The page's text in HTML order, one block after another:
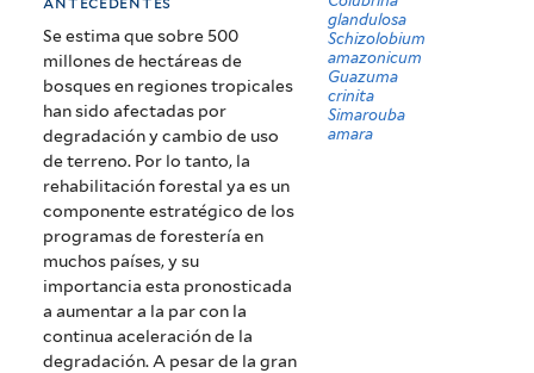
the
Peruvian
Amazon:
Revision
of
experiences
and
lessons
Se estima que sobre 500
millones de hectáreas de
bosques en regiones tropicales
han sido afectadas por
degradación y cambio de uso
de terreno. Por lo tanto, la
rehabilitación forestal ya es un
componente estratégico de los
programas de forestería en
muchos países, y su
importancia esta pronosticada
a aumentar a la par con la
continua aceleración de la
degradación. A pesar de la gran
glandulosa
Schizolobium
amazonicum
Guazuma
crinita
Simarouba
amara